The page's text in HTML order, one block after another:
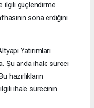
ilgili güçlendirme
sona erdiğini
Yatırımları
Şu anda ihale süreci
hazırlıkların
ihale sürecinin